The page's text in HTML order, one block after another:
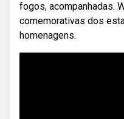
fogos, acompanhadas.
comemorativas dos
homenagens.